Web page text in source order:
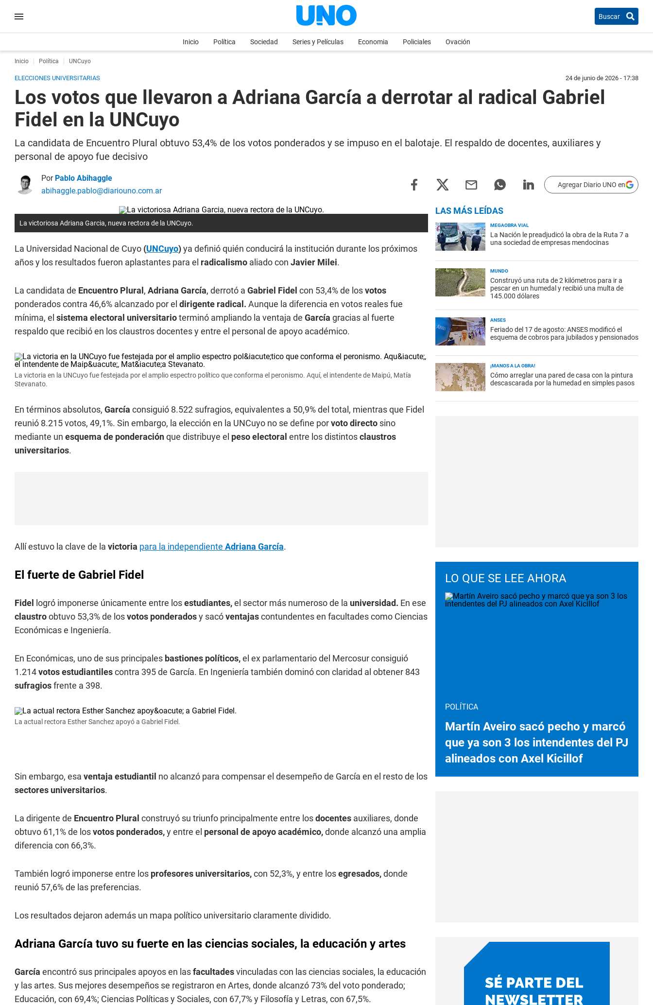
Buscar
Inicio Política Sociedad Series y Películas Economia Policiales Ovación
Inicio Política UNCuyo
ELECCIONES UNIVERSITARIAS 24 de junio de 2026 - 17:38
Los votos que llevaron a Adriana García a derrotar al radical Gabriel
Fidel en la UNCuyo
La candidata de Encuentro Plural obtuvo 53,4% de los votos ponderados y se impuso en el balotaje. El respaldo de docentes, auxiliares y
personal de apoyo fue decisivo
Por Pablo Abihaggle
abihaggle.pablo@diariouno.com.ar
Agregar Diario UNO en
La victoriosa Adriana Garcia, nueva rectora de la UNCuyo.
La Universidad Nacional de Cuyo (UNCuyo)ya definió quién conducirá la institución durante los próximos
años y los resultados fueron aplastantes para el radicalismo aliado con Javier Milei.
La candidata de Encuentro Plural , Adriana García, derrotó a Gabriel Fidel con 53,4% de losvotos
ponderados contra 46,6% alcanzado por el dirigente radical. Aunque la diferencia en votos reales fue
mínima, el sistema electoral universitarioterminó ampliando la ventaja de García gracias al fuerte
respaldo que recibió en los claustros docentes y entre el personal de apoyo académico.
La victoria en la UNCuyo fue festejada por el amplio espectro político que conforma el peronismo. Aquí, el intendente de Maipú, Matía
Stevanato.
En términos absolutos, García consiguió 8.522 sufragios, equivalentes a 50,9% del total, mientras que Fidel
reunió 8.215 votos, 49,1%. Sin embargo, la elección en la UNCuyo no se define porvoto directo sino
mediante un esquema de ponderaciónque distribuye el peso electoral entre los distintosclaustros
universitarios.
Allí estuvo la clave de la victoria para la independiente Adriana García.
El fuerte de Gabriel Fidel
Fidel logró imponerse únicamente entre losestudiantes,el sector más numeroso de la universidad. En ese
claustroobtuvo 53,3% de losvotos ponderadosy sacóventajascontundentes en facultades como Ciencias
Económicas e Ingeniería.
En Económicas, uno de sus principales bastiones políticos,el ex parlamentario del Mercosur consiguió
1.214votos estudiantilescontra 395 de García. En Ingeniería también dominó con claridad al obtener 843
sufragiosfrente a 398.
La actual rectora Esther Sanchez apoyó a Gabriel Fidel.
Sin embargo, esa ventaja estudiantil no alcanzó para compensar el desempeño de García en el resto de los
sectores universitarios.
La dirigente de Encuentro Plural construyó su triunfo principalmente entre losdocentes auxiliares, donde
obtuvo 61,1% de losvotos ponderados,y entre el personal de apoyo académico,donde alcanzó una amplia
diferencia con 66,3%.
También logró imponerse entre los profesores universitarios,con 52,3%, y entre losegresados,donde
reunió 57,6% de las preferencias.
Los resultados dejaron además un mapa político universitario claramente dividido.
Adriana García tuvo su fuerte en las ciencias sociales, la educación y artes
García encontró sus principales apoyos en lasfacultadesvinculadas con las ciencias sociales, la educación
y las artes. Sus mejores desempeños se registraron en Artes, donde alcanzó 73% del voto ponderado;
Educación, con 69,4%; Ciencias Políticas y Sociales, con 67,7% y Filosofía y Letras, con 67,5%.
LAS MÁS LEÍDAS
MEGAOBRA VIAL
La Nación le preadjudicó la obra de la Ruta 7 a
una sociedad de empresas mendocinas
MUNDO
Construyó una ruta de 2 kilómetros para ir a
pescar en un humedal y recibió una multa de
145.000 dólares
ANSES
Feriado del 17 de agosto: ANSES modificó el
esquema de cobros para jubilados y pensionados
¡MANOS A LA OBRA!
Cómo arreglar una pared de casa con la pintura
descascarada por la humedad en simples pasos
LO QUE SE LEE AHORA
POLÍTICA
Martín Aveiro sacó pecho y marcó
que ya son 3 los intendentes del PJ
alineados con Axel Kicillof